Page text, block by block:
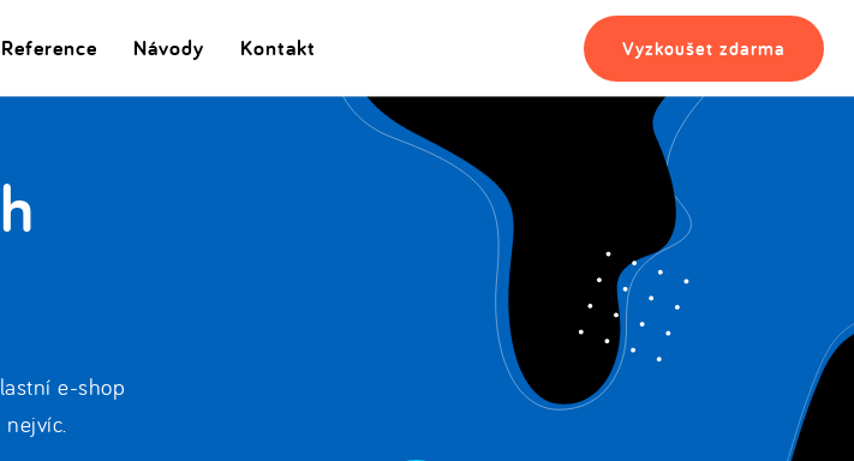
Reference Návody Kontakt Vyzkoušet zdarma
e-shop